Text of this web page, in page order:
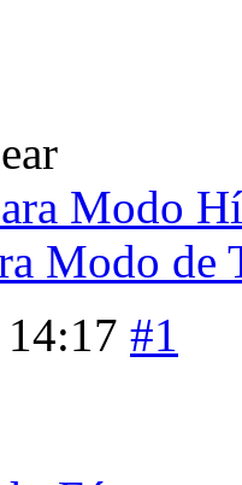
Modo
Modo de
14:17 #1